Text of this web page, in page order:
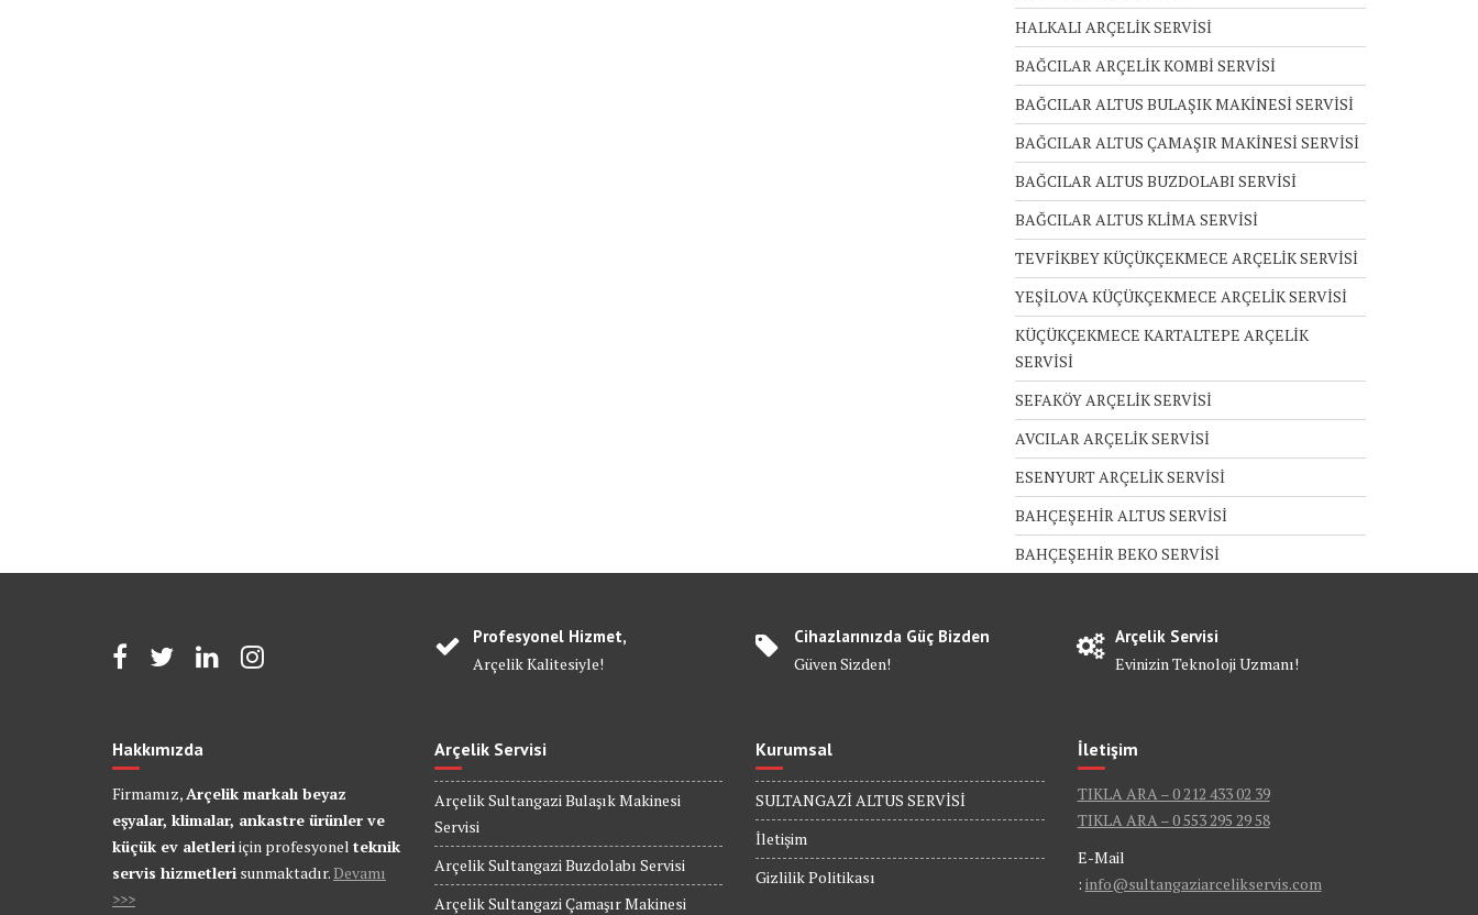
HALKALI ARÇELİK SERVİSİ
BAĞCILAR ARÇELİK KOMBİ SERVİSİ
BAĞCILAR ALTUS BULAŞIK MAKİNESİ SERVİSİ
BAĞCILAR ALTUS ÇAMAŞIR MAKİNESİ SERVİSİ
BAĞCILAR ALTUS BUZDOLABI SERVİSİ
BAĞCILAR ALTUS KLİMA SERVİSİ
TEVFİKBEY KÜÇÜKÇEKMECE ARÇELİK SERVİSİ
YEŞİLOVA KÜÇÜKÇEKMECE ARÇELİK SERVİSİ
KÜÇÜKÇEKMECE KARTALTEPE ARÇELİK
SERVİSİ
SEFAKÖY ARÇELİK SERVİSİ
AVCILAR ARÇELİK SERVİSİ
ESENYURT ARÇELİK SERVİSİ
BAHÇEŞEHİR ALTUS SERVİSİ
BAHÇEŞEHİR BEKO SERVİSİ
Profesyonel Hizmet,
Arçelik Kalitesiyle!
Cihazlarınızda Güç Bizden
Güven Sizden!
Arçelik Servisi
Evinizin Teknoloji Uzmanı!
Hakkımızda
Firmamız,Arçelik markalı beyaz
eşyalar, klimalar, ankastre ürünler ve
küçük ev aletleriiçin profesyonel teknik
servis hizmetleri sunmaktadır.Devamı
>>>
Arçelik Servisi
Arçelik Sultangazi Bulaşık Makinesi
Servisi
Arçelik Sultangazi Buzdolabı Servisi
Arçelik Sultangazi Çamaşır Makinesi
Kurumsal
SULTANGAZİ ALTUS SERVİSİ
İletişim
Gizlilik Politikası
İletişim
TIKLA ARA – 0 212 433 02 39
TIKLA ARA – 0 553 295 29 58
E-Mail
: info@sultangaziarcelikservis.com